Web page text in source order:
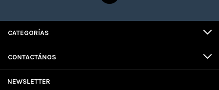
CATEGORÍAS
CONTACTÁNOS
NEWSLETTER